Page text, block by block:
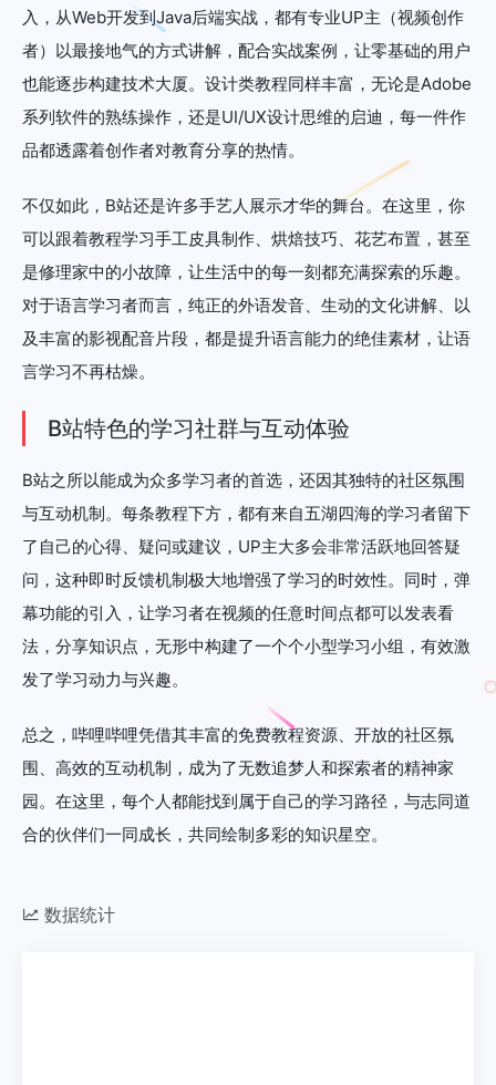
入，从Web开发到Java后端实战，都有专业UP主（视频创作
者）以最接地气的方式讲解，配合实战案例，让零基础的用户
也能逐步构建技术大厦。设计类教程同样丰富，无论是Adobe
系列软件的熟练操作，还是UI/UX设计思维的启迪，每一件作
品都透露着创作者对教育分享的热情。
不仅如此，B站还是许多手艺人展示才华的舞台。在这里，你
可以跟着教程学习手工皮具制作、烘焙技巧、花艺布置，甚至
是修理家中的小故障，让生活中的每一刻都充满探索的乐趣。
对于语言学习者而言，纯正的外语发音、生动的文化讲解、以
及丰富的影视配音片段，都是提升语言能力的绝佳素材，让语
言学习不再枯燥。
B站特色的学习社群与互动体验
B站之所以能成为众多学习者的首选，还因其独特的社区氛围
与互动机制。每条教程下方，都有来自五湖四海的学习者留下
了自己的心得、疑问或建议，UP主大多会非常活跃地回答疑
问，这种即时反馈机制极大地增强了学习的时效性。同时，弹
幕功能的引入，让学习者在视频的任意时间点都可以发表看
法，分享知识点，无形中构建了一个个小型学习小组，有效激
发了学习动力与兴趣。
总之，哔哩哔哩凭借其丰富的免费教程资源、开放的社区氛
围、高效的互动机制，成为了无数追梦人和探索者的精神家
园。在这里，每个人都能找到属于自己的学习路径，与志同道
合的伙伴们一同成长，共同绘制多彩的知识星空。
数据统计